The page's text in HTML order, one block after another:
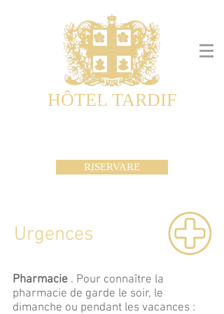
HÔTEL TARDIF
Noble Guesthouse
RISERVARE
Urgences
Pharmacie . Pour connaître la
pharmacie de garde le soir, le
dimanche ou pendant les vacances :